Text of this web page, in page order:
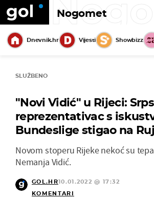
Nogomet
Dnevnik.hr Vijesti Showbizz
SLUŽBENO
"Novi Vidić" u Rijeci:
reprezentativac s
Bundeslige stigao na
Novom stoperu Rijeke nekoć su
Nemanja Vidić.
GOL.HR10.01.2022 @ 17:32
KOMENTARI